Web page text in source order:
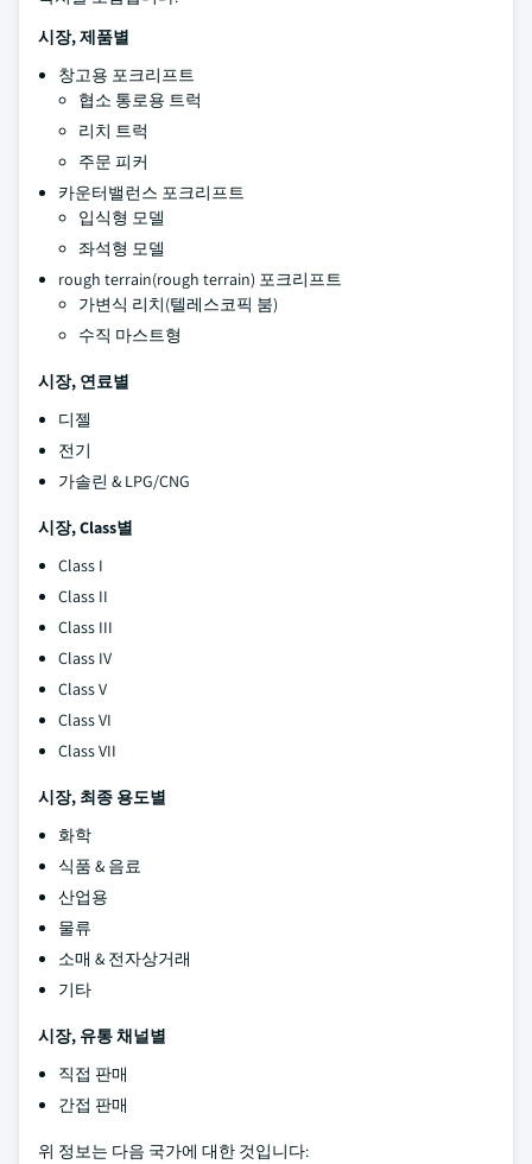
시장, 제품별
창고용 포크리프트
협소 통로용 트럭
리치 트럭
주문 피커
카운터밸런스 포크리프트
입식형 모델
좌석형 모델
rough terrain(rough terrain) 포크리프트
가변식 리치(텔레스코픽 붐)
수직 마스트형
시장, 연료별
디젤
전기
가솔린 & LPG/CNG
시장, Class별
Class I
Class II
Class III
Class IV
Class V
Class VI
Class VII
시장, 최종 용도별
화학
식품 & 음료
산업용
물류
소매 & 전자상거래
기타
시장, 유통 채널별
직접 판매
간접 판매
위 정보는 다음 국가에 대한 것입니다: